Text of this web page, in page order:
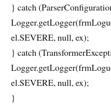
} catch
el.SEVERE, null, ex);
} catch
el.SEVERE, null, ex);
}